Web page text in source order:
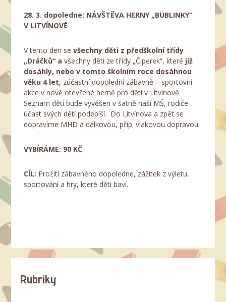
28. 3. dopoledne: NÁVŠTĚVA HERNY „BUBLINKY“
V LITVÍNOVĚ
V tento den sevšechny děti z předškolní třídy
„Dráčků“ avšechny děti ze třídy „Čiperek“, které již
dosáhly, nebo v tomto školním roce dosáhnou
věku 4 let, zúčastní dopolední zábavně – sportovní
akce v nově otevřené herně pro děti v Litvínově.
Seznam dětí bude vyvěšen v šatně naší MŠ, rodiče
účast svých dětí podepíší. Do Litvínova a zpět se
dopravíme MHD a dálkovou, příp. vlakovou dopravou.
VYBÍRÁME: 90 KČ
CÍL: Prožití zábavného dopoledne, zážitek z výletu,
sportování a hry, které děti baví.
Rubriky